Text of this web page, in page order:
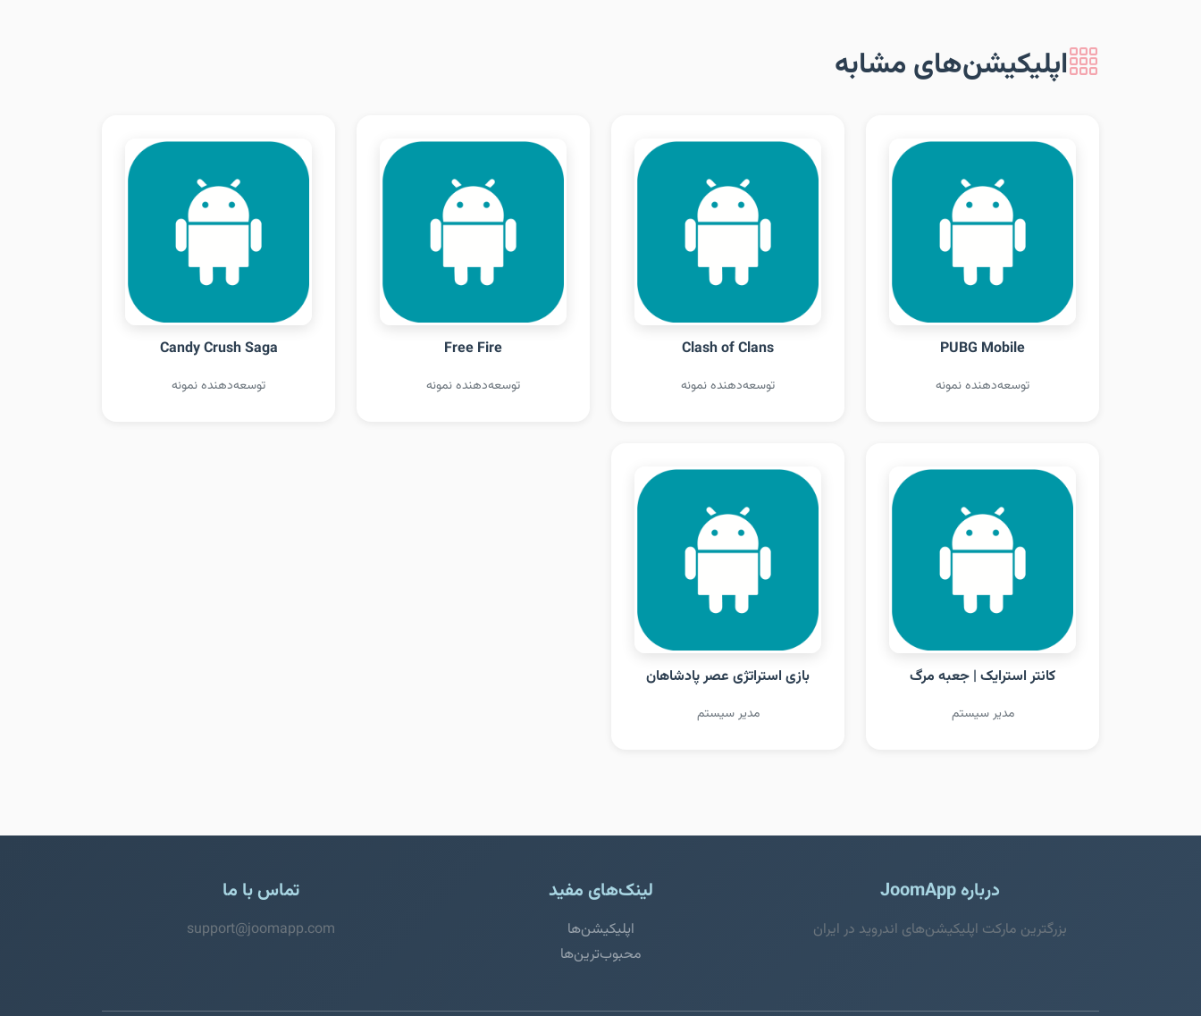
اپلیکیشن‌های مشابه
PUBG Mobile
توسعه‌دهنده نمونه
Clash of Clans
توسعه‌دهنده نمونه
Free Fire
توسعه‌دهنده نمونه
Candy Crush Saga
توسعه‌دهنده نمونه
کانتر استرایک | جعبه مرگ
مدیر سیستم
بازی استراتژی عصر پادشاهان
مدیر سیستم
درباره JoomApp
بزرگترین مارکت اپلیکیشن‌های اندروید در ایران
لینک‌های مفید
اپلیکیشن‌ها
محبوب‌ترین‌ها
تماس با ما
support@joomapp.com